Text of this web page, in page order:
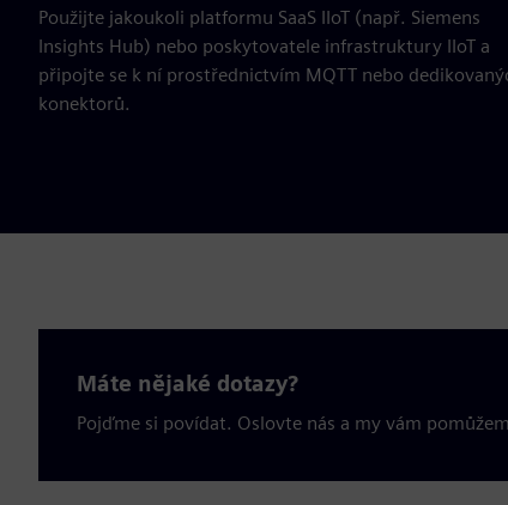
Použijte jakoukoli platformu SaaS IIoT (např. Siemens
Insights Hub) nebo poskytovatele infrastruktury IIoT a
připojte se k ní prostřednictvím MQTT nebo
konektorů.
Máte nějaké dotazy?
Pojďme si povídat. Oslovte nás a my vám